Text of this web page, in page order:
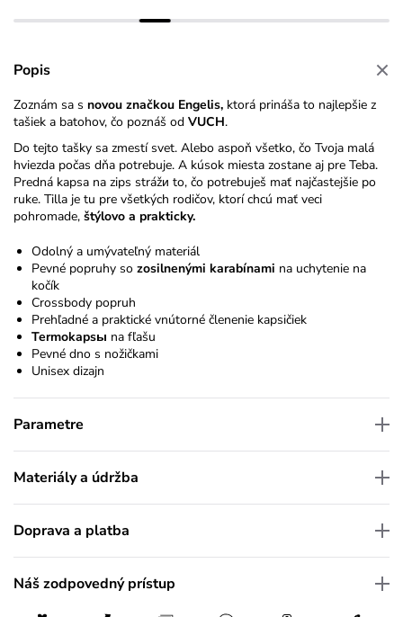
Popis
Zoznám sa s novou značkou Engelis, ktorá prináša to najlepšie z
tašiek a batohov, čo poznáš od VUCH.
Do tejto tašky sa zmestí svet. Alebo aspoň všetko, čo Tvoja malá
hviezda počas dňa potrebuje. A kúsok miesta zostane aj pre Teba.
Predná kapsa na zips strážи to, čo potrebuješ mať najčastejšie po
ruke. Tilla je tu pre všetkých rodičov, ktorí chcú mať veci
pohromade, štýlovo a prakticky.
Odolný a umývateľný materiál
Pevné popruhy so zosilnenými karabínami na uchytenie na
kočík
Crossbody popruh
Prehľadné a praktické vnútorné členenie kapsičiek
Termokapsы na fľašu
Pevné dno s nožičkami
Unisex dizajn
Parametre
Materiály a údržba
Doprava a platba
Náš zodpovedný prístup